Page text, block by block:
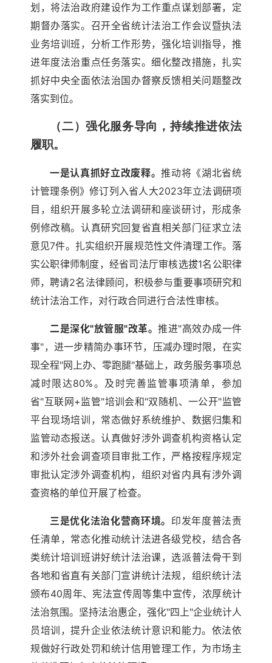
划，将法治政府建设作为工作重点谋划部署，定
期督办落实。召开全省统计法治工作会议暨执法
业务培训班，分析工作形势，强化培训指导，推
进年度法治重点任务落实。细化整改措施，扎实
抓好中央全面依法治国办督察反馈相关问题整改
落实到位。
（二）强化服务导向，持续推进依法
履职。
一是认真抓好立改废释。推动将《湖北省统
计管理条例》修订列入省人大2023年立法调研项
目，组织开展多轮立法调研和座谈研讨，形成条
例修改稿。认真研究回复省直相关部门征求立法
意见7件。扎实组织开展规范性文件清理工作。落
实公职律师制度，经省司法厅审核选拔1名公职律
师，聘请2名法律顾问，积极参与重要事项研究和
统计法治工作，对行政合同进行合法性审核。
二是深化"放管服"改革。 推进"高效办成一件
事"，进一步精简办事环节，压减办理时限，在实
现全程"网上办、零跑腿"基础上，政务服务事项总
减时限达80%。及时完善监管事项清单，参加
省"互联网+监管"培训会和"双随机、一公开"监管
平台现场培训，常态做好系统维护、数据归集和
监管动态报送。认真做好涉外调查机构资格认定
和涉外社会调查项目审批工作，严格按程序规定
审批认定涉外调查机构，组织对省内具有涉外调
查资格的单位开展了检查。
三是优化法治化营商环境。 印发年度普法责
任清单，常态化推动统计法进各级党校，结合各
类统计培训班讲好统计法治课，选派普法骨干到
各地和省直有关部门宣讲统计法规，组织统计法
颁布40周年、宪法宣传周等集中宣传，浓厚统计
法治氛围。坚持法治惠企，强化"四上"企业统计人
员培训，提升企业依法统计意识和能力。依法依
规做好行政处罚和统计信用管理工作，为市场主